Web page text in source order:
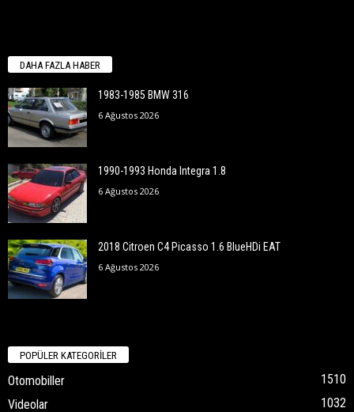
DAHA FAZLA HABER
1983-1985 BMW 316
6 Ağustos 2026
1990-1993 Honda Integra 1.8
6 Ağustos 2026
2018 Citroen C4 Picasso 1.6 BlueHDi EAT
6 Ağustos 2026
POPÜLER KATEGORİLER
Otomobiller
1510
Videolar
1032